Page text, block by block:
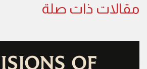
مقالات ذات صلة